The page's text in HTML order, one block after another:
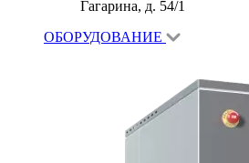
Гагарина, д. 54/1
ОБОРУДОВАНИЕ